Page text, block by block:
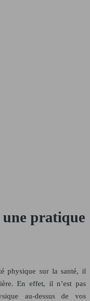
pratique
physique sur la santé, il
En effet, il n’est pas
au-dessus de vos